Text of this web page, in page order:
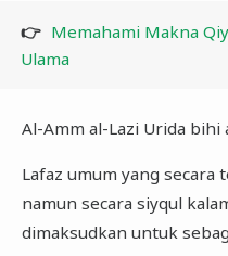
👉 Memahami Makna
Ulama
Al-Amm al-Lazi Urida bihi
Lafaz umum yang
namun secara siyqul
dimaksudkan untuk